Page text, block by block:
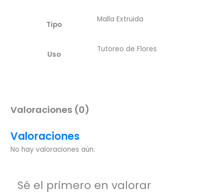
Tipo
Malla Extruida
Uso
Tutoreo de Flores
Valoraciones (0)
Valoraciones
No hay valoraciones aún.
Sé el primero en valorar